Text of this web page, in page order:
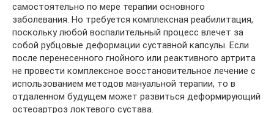
самостоятельно по мере терапии основного
заболевания. Но требуется комплексная реабилитация,
поскольку любой воспалительный процесс влечет за
собой рубцовые деформации суставной капсулы. Если
после перенесенного гнойного или реактивного артрита
не провести комплексное восстановительное лечение с
использованием методов мануальной терапии, то в
отдаленном будущем может развиться деформирующий
остеоартроз локтевого сустава.